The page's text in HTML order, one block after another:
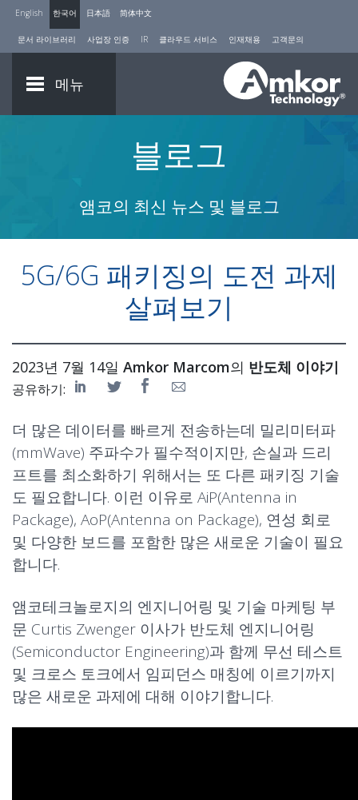
English 한국어 日本語 简体中文
문서 라이브러리 사업장 인증 IR 클라우드 서비스 인재채용 고객문의
메뉴
블로그
앰코의 최신 뉴스 및 블로그
5G/6G 패키징의 도전 과제
살펴보기
2023년 7월 14일 Amkor Marcom의 반도체 이야기
공유하기:
더 많은 데이터를 빠르게 전송하는데 밀리미터파
(mmWave) 주파수가 필수적이지만, 손실과 드리
프트를 최소화하기 위해서는 또 다른 패키징 기술
도 필요합니다. 이런 이유로 AiP(Antenna in
Package), AoP(Antenna on Package), 연성 회로
및 다양한 보드를 포함한 많은 새로운 기술이 필요
합니다.
앰코테크놀로지의 엔지니어링 및 기술 마케팅 부
문 Curtis Zwenger 이사가 반도체 엔지니어링
(Semiconductor Engineering)과 함께 무선 테스트
및 크로스 토크에서 임피던스 매칭에 이르기까지
많은 새로운 과제에 대해 이야기합니다.